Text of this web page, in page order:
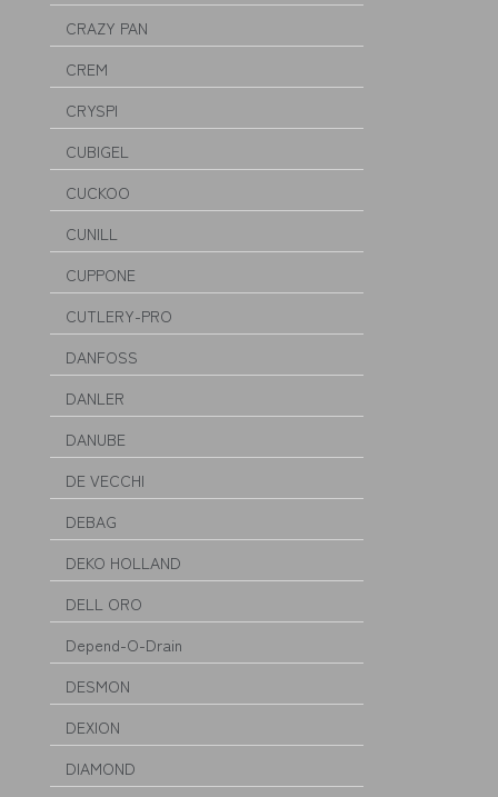
CRAZY PAN
CREM
CRYSPI
CUBIGEL
CUCKOO
CUNILL
CUPPONE
CUTLERY-PRO
DANFOSS
DANLER
DANUBE
DE VECCHI
DEBAG
DEKO HOLLAND
DELL ORO
Depend-O-Drain
DESMON
DEXION
DIAMOND